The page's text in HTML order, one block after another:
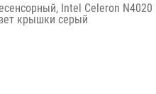
Intel Celeron
крышки серый